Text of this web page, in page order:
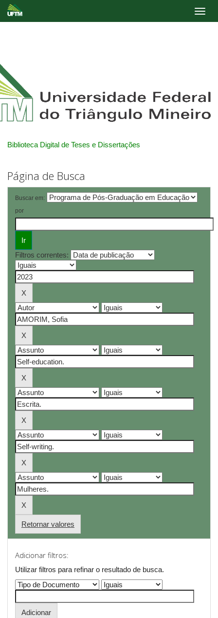
Biblioteca Digital de Teses e Dissertações
Página de Busca
Buscar em:
por
Filtros correntes:
Retornar valores
Adicionar filtros:
Utilizar filtros para refinar o resultado de busca.